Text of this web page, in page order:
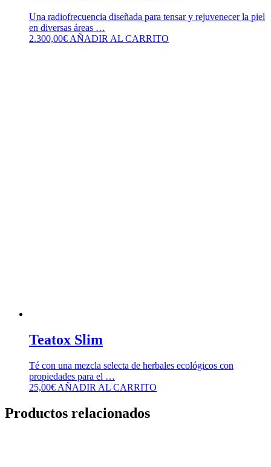
Una radiofrecuencia diseñada para tensar y rejuvenecer la piel
en diversas áreas …
2.300,00€ AÑADIR AL CARRITO
Teatox Slim
Té con una mezcla selecta de herbales ecológicos con
propiedades para el …
25,00€ AÑADIR AL CARRITO
Productos relacionados